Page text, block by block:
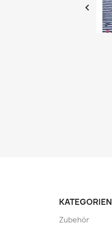

KATEGORIEN
Zubehör